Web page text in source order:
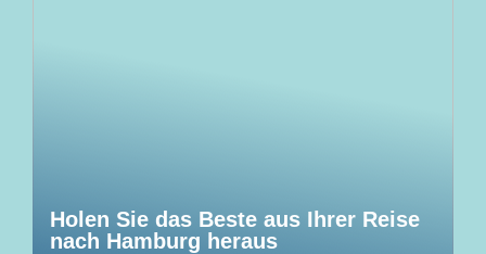
Holen Sie das Beste aus Ihrer Reise
nach Hamburg heraus